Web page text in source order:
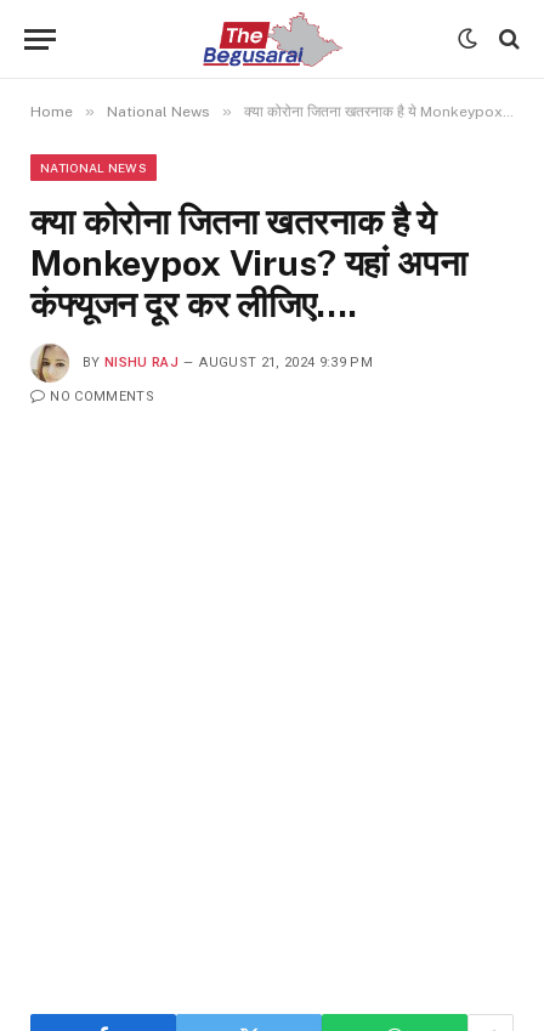
Home » National News » क्या कोरोना जितना खतरनाक है ये Monkeypox Virus? यहां अपना कंफ्यूजन दूर कर लीजिए….
NATIONAL NEWS
क्या कोरोना जितना खतरनाक है ये
Monkeypox Virus? यहां अपना
कंफ्यूजन दूर कर लीजिए….
BY NISHU RAJ AUGUST 21, 2024 9:39 PM
NO COMMENTS